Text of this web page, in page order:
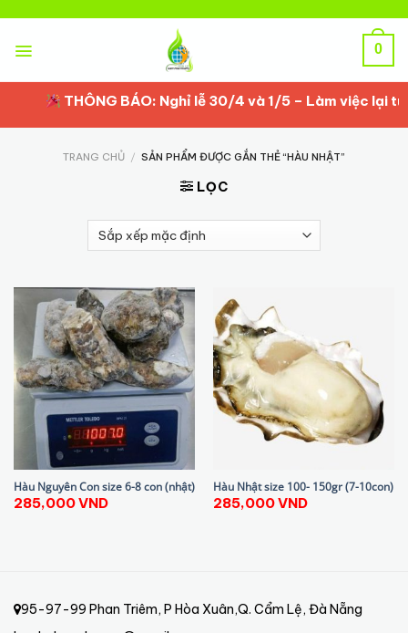
content
0
THÔNG BÁO: Nghỉ lễ 30/4 và 1/5 – Làm việc lại từ
TRANG CHỦ / SẢN PHẨM ĐƯỢC GẮN THẺ “HÀU NHẬT”
LỌC
Hàu Nguyên Con size 6-8 con (nhật)
285,000VND
Hàu Nhật size 100- 150gr (7-10con)
285,000VND
95-97-99 Phan Triêm, P Hòa Xuân,Q. Cẩm Lệ, Đà Nẵng